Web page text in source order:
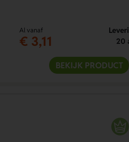
Al vanaf
€ 3,11
20
BEKIJK PRODUCT